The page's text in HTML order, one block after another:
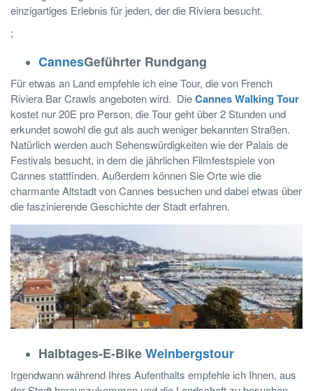
einzigartiges Erlebnis für jeden, der die Riviera besucht.
;
CannesGeführter Rundgang
Für etwas an Land empfehle ich eine Tour, die von French
Riviera Bar Crawls angeboten wird. DieCannes Walking Tour
kostet nur 20E pro Person, die Tour geht über 2 Stunden und
erkundet sowohl die gut als auch weniger bekannten Straßen.
Natürlich werden auch Sehenswürdigkeiten wie der Palais de
Festivals besucht, in dem die jährlichen Filmfestspiele von
Cannes stattfinden. Außerdem können Sie Orte wie die
charmante Altstadt von Cannes besuchen und dabei etwas über
die faszinierende Geschichte der Stadt erfahren.
Halbtages-E-BikeWeinbergstour
Irgendwann während Ihres Aufenthalts empfehle ich Ihnen, aus